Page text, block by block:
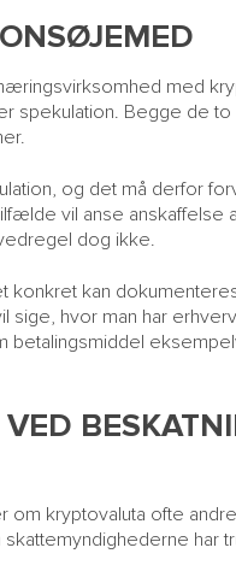
med
spekulation. Begge de
og det må derfor
vil anse anskaffelse
dog ikke.
kan
sige, hvor man har
betalingsmiddel
kryptovaluta ofte
har